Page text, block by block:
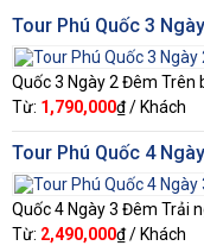
Tour Phú Quốc 3
Quốc 3 Ngày 2 Đêm Trên
Từ: 1,790,000₫ / Khách
Tour Phú Quốc 4
Quốc 4 Ngày 3 Đêm Trải
Từ: 2,490,000₫ / Khách